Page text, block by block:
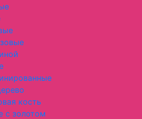
кость
с золотом